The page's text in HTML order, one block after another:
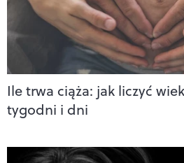
Ile trwa ciąża: jak liczyć
tygodni i dni